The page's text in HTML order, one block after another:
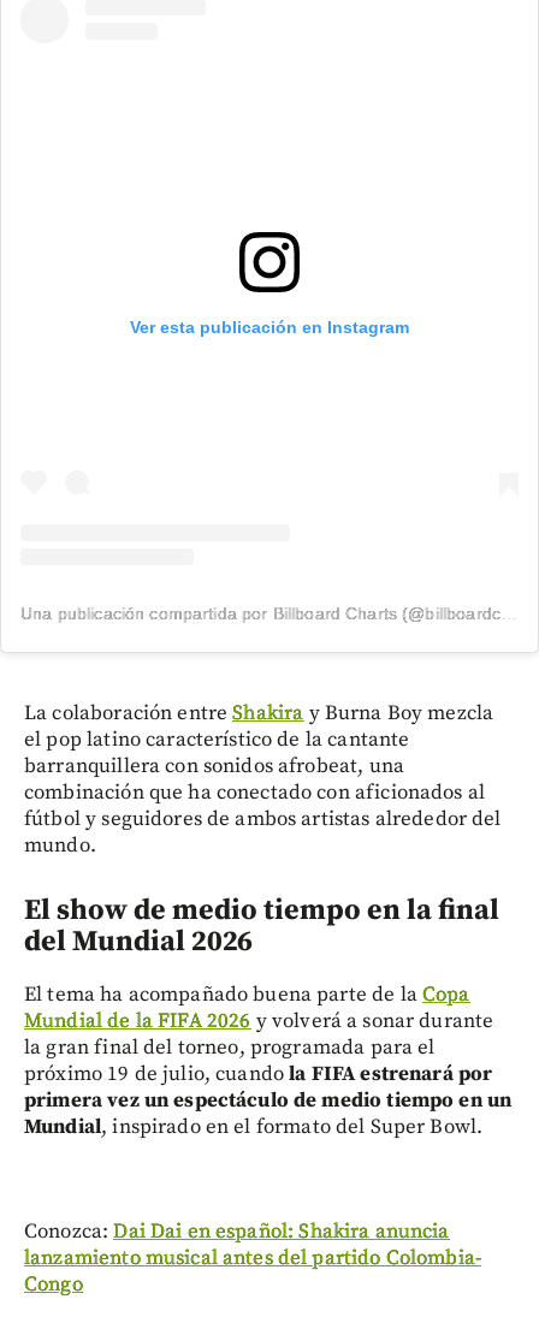
Ver esta publicación en Instagram
La colaboración entreShakira y Burna Boy mezcla
el pop latino característico de la cantante
barranquillera con sonidos afrobeat, una
combinación que ha conectado con aficionados al
fútbol y seguidores de ambos artistas alrededor del
mundo.
El show de medio tiempo en la final
del Mundial 2026
El tema ha acompañado buena parte de laCopa
Mundial de la FIFA 2026 y volverá a sonar durante
la gran final del torneo, programada para el
próximo 19 de julio, cuandola FIFA estrenará por
primera vez un espectáculo de medio tiempo en un
Mundial, inspirado en el formato del Super Bowl.
Conozca:Dai Dai en español: Shakira anuncia
lanzamiento musical antes del partido Colombia-
Congo